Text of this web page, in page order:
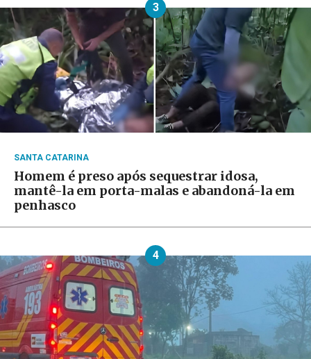
3
SANTA CATARINA
Homem é preso após sequestrar idosa,
mantê-la em porta-malas e abandoná-la em
penhasco
4